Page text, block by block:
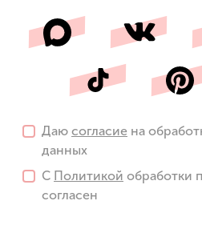
Даю согласие на
данных
С Политикой обработки
согласен